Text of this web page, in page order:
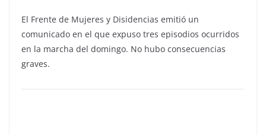
El Frente de Mujeres y Disidencias emitió un
comunicado en el que expuso tres episodios ocurridos
en la marcha del domingo. No hubo consecuencias
graves.